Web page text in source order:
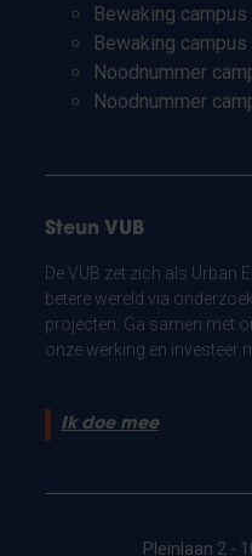
Bewaking
Bewaking
Noodnummer
Noodnummer
Steun VUB
De VUB zet zich als Urban
betere wereld via
projecten. Ga samen met
onze werking en investeer
Ik doe mee
Pleinlaan 2 -